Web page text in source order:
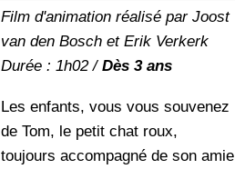
Film d'animation réalisé par Joost
van den Bosch et Erik Verkerk
Durée : 1h02 /Dès 3 ans
Les enfants, vous vous souvenez
de Tom, le petit chat roux,
toujours accompagné de son amie